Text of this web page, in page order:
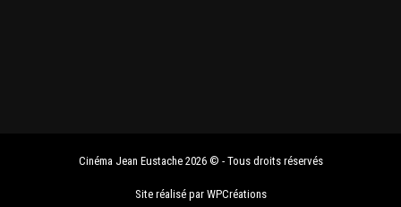
Cinéma Jean Eustache 2026 © - Tous droits réservés
Site réalisé par WPCréations